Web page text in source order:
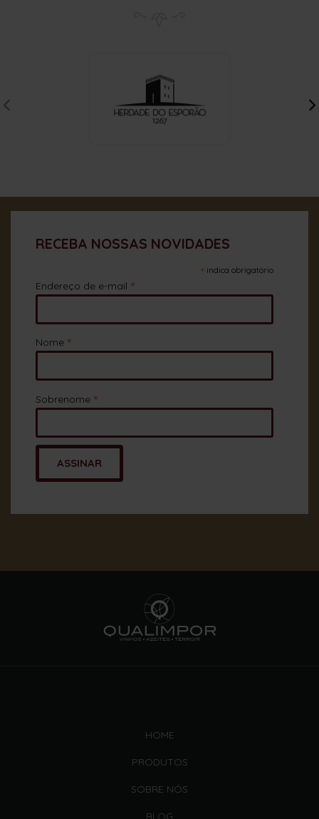
RECEBA NOSSAS NOVIDADES
* indica obrigatório
Endereço de e-mail *
Nome *
Sobrenome *
HOME
PRODUTOS
SOBRE NÓS
BLOG